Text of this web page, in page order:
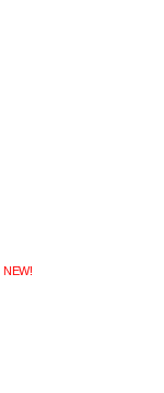
NEW!